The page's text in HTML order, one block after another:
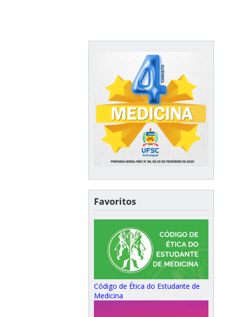
Favoritos
Código de Ética do Estudante de
Medicina